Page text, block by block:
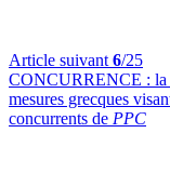
Article suivant 6/25
CONCURRENCE : la
mesures grecques
concurrents de PPC